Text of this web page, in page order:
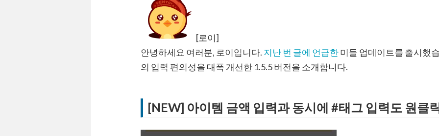
[로이]
안녕하세요 여러분, 로이입니다. 지난 번 글에 언급한미들 업데이트를 출시했
의 입력 편의성을 대폭 개선한 1.5.5 버전을 소개합니다.
[NEW] 아이템 금액 입력과 동시에 #태그 입력도 원클